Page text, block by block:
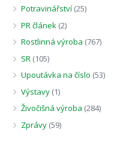
Potravinářství (25)
PR článek (2)
Rostlinná výroba (767)
SR (105)
Upoutávka na číslo (53)
Výstavy (1)
Živočišná výroba (284)
Zprávy (59)